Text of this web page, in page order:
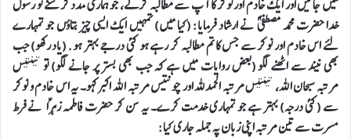
میں جائیں اور ایک خادم اور نوکر کا آپ سے مطالبہ کرلے، جو ہماری مدد کر سکے تو رسول
خدا حضرت محمد مصطفی ؐ نے ارشاد فرمایا: (کیا میں) تمہیں ایک ایسی چیز بتاؤں جو تمہارے
لئے اس خادم اور نوکر سے جس کا تم مطالبہ کر رہے ہو کئی درجے بہتر ہو. (یاد رکھو) جب
بھی نیند سے اٹھنے لگو (بعض روایات میں ہے کہ جب بھی بستر پر جانے لگو) تو تینتیس
مرتبہ سبحان اللہ، تینتیس مرتبہ الحمدللہ اور چونتیس مرتبہ اللہ اکبر کہو۔ یہ اس خادم و نوکر
سے (کئی درجہ) بہتر ہے جو تمہاری خدمت کرے۔ یہ سن کر حضرت فاطمہ زہراؑ نے فرط
مسرت سے تین مرتبہ اپنی زبان پہ جملہ جاری کیا: